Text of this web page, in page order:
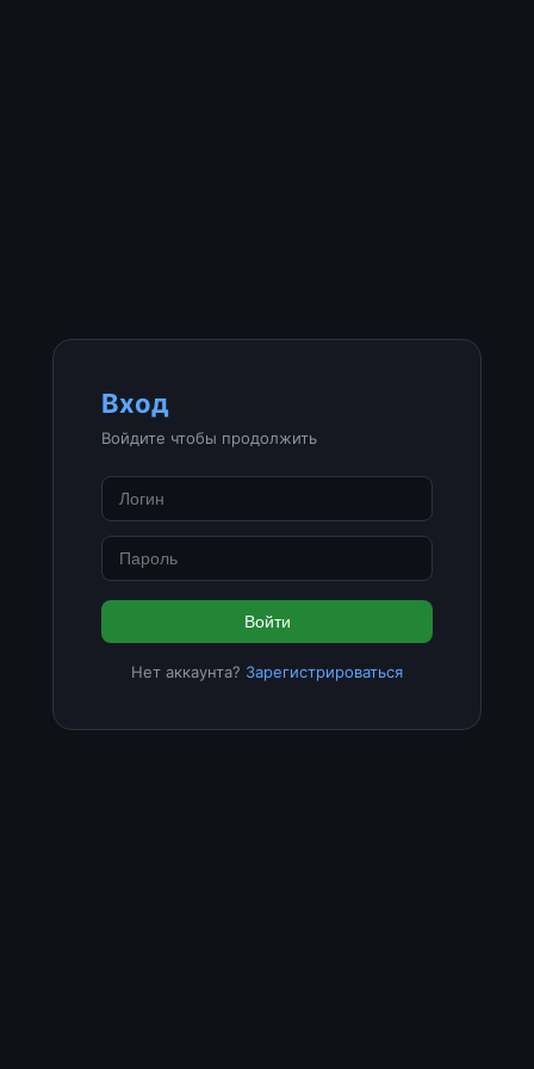
Вход
Войдите чтобы продолжить
Войти
Нет аккаунта? Зарегистрироваться